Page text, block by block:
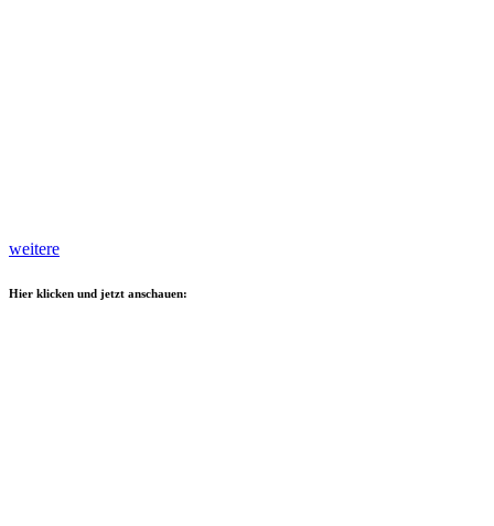
weitere
Hier klicken und jetzt anschauen: